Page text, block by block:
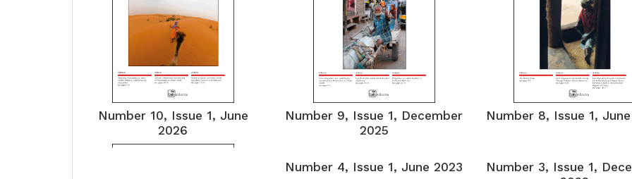
Number 10, Issue 1, June
2026
Number 9, Issue 1, December
2025
Number 8, Issue 1,